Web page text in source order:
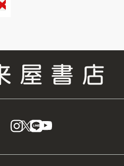
instagram
X LINE